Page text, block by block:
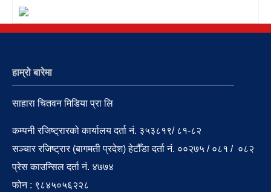
हाम्रो बारेमा
साहारा चितवन मिडिया प्रा लि
कम्पनी रजिष्ट्रारको कार्यालय दर्ता नं. ३५३८१९/ ८१-८२
सञ्चार रजिष्ट्रार (बागमती प्रदेश) हेटौँडा दर्ता नं. ००२७५ / ०८१ / ०८२
प्रेस काउन्सिल दर्ता नं. ४७७४
फोन : ९८४५०५६२२८